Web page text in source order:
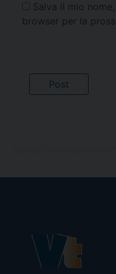
Salva il mio
browser per la